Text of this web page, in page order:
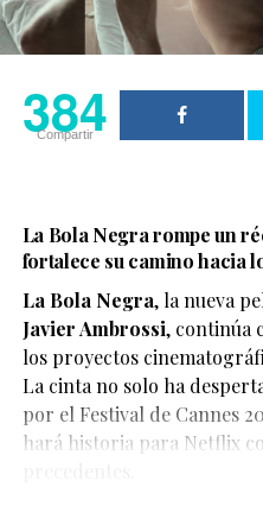
Según el medio
384
Compartir
La Bola Negra rompe un
fortalece su camino hacia
La Bola Negra, la nueva
Javier Ambrossi, continúa
los proyectos
La cinta no solo ha
por el Festival de Cannes
hará historia para Netflix